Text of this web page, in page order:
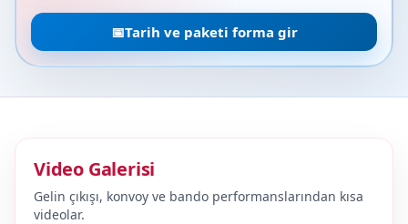
📅Tarih ve paketi forma gir
Video Galerisi
Gelin çıkışı, konvoy ve bando performanslarından kısa
videolar.